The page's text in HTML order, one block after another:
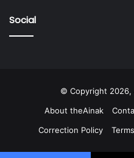
Social
© Copyright 2026,
About theAinak
Correction Policy
Terms